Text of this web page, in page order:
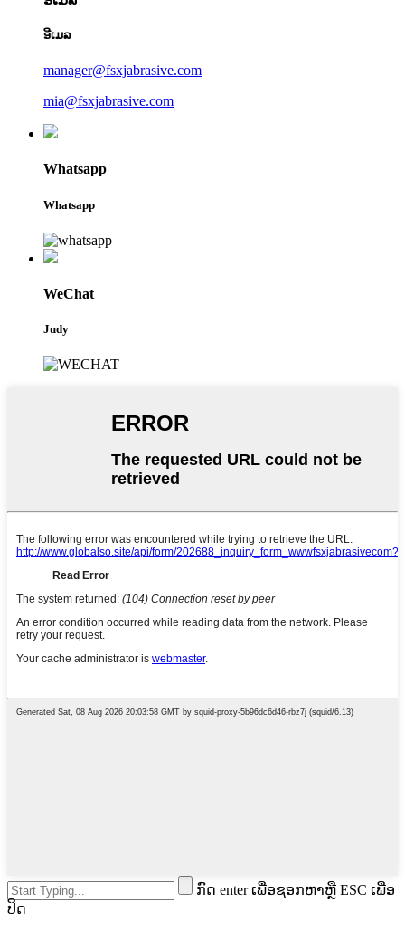
ອີເມລ
manager@fsxjabrasive.com
mia@fsxjabrasive.com
Whatsapp
Whatsapp
WeChat
Judy
ກົດ enter ເພື່ອຊອກຫາຫຼື ESC ເພື່ອ
ປິດ